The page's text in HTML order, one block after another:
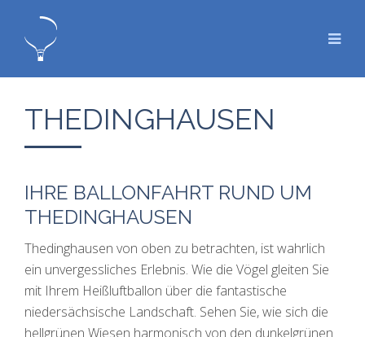
THEDINGHAUSEN
IHRE BALLONFAHRT RUND UM
THEDINGHAUSEN
Thedinghausen von oben zu betrachten, ist wahrlich
ein unvergessliches Erlebnis. Wie die Vögel gleiten Sie
mit Ihrem Heißluftballon über die fantastische
niedersächsische Landschaft. Sehen Sie, wie sich die
hellgrünen Wiesen harmonisch von den dunkelgrünen